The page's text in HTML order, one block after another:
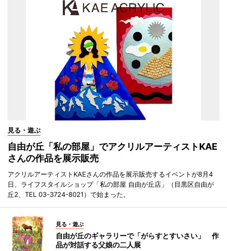
見る・遊ぶ
自由が丘「私の部屋」でアクリルアーティストKAE
さんの作品を展示販売
アクリルアーティストKAEさんの作品を展示販売するイベントが8月4
日、ライフスタイルショップ「私の部屋 自由が丘店」（目黒区自由が
丘2、TEL 03-3724-8021）で始まった。
見る・遊ぶ
自由が丘のギャラリーで「がらすとすいさい」 作
品が対話する父娘の二人展